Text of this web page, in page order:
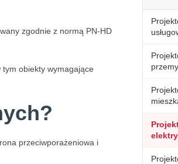
zgodnie z normą PN-HD
obiekty wymagające
przeciwporażeniowa i